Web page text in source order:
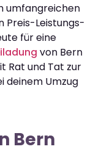
umfangreichen
Preis-Leistungs-
für eine
von Bern
Rat und Tat zur
deinem Umzug
Bern